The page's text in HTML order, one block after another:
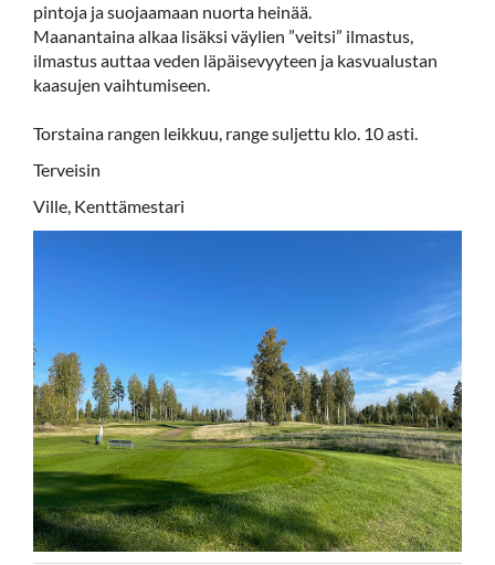
pintoja ja suojaamaan nuorta heinää.
Maanantaina alkaa lisäksi väylien ”veitsi” ilmastus,
ilmastus auttaa veden läpäisevyyteen ja kasvualustan
kaasujen vaihtumiseen.
Torstaina rangen leikkuu, range suljettu klo. 10 asti.
Terveisin
Ville, Kenttämestari